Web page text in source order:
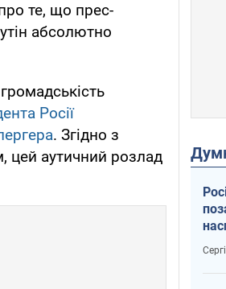
те, що прес-
абсолютно
Росії
. Згідно з
цей аутичний розлад